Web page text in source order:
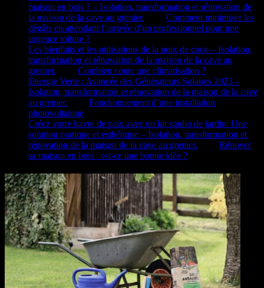
maison en bois ? – Isolation, transformation et rénovation de
la maison de la cave au grenier.
Comment minimiser les
dégâts en attendant l’arrivée d’un professionnel pour une
urgence toiture ?
Les bienfaits et les utilisations de la noix de coco – Isolation,
transformation et rénovation de la maison de la cave au
grenier.
Combien coute une climatisation ?
Énergie Verte : Avancée des Générateurs Solaires 2023 –
Isolation, transformation et rénovation de la maison de la cave
au grenier.
Fonctionnement d’une installation
photovoltaïque
Créez votre havre de paix avec un kit studio de jardin: Une
solution pratique et esthétique – Isolation, transformation et
rénovation de la maison de la cave au grenier.
Rénover
sa maison en bois : est-ce une bonne idée ?